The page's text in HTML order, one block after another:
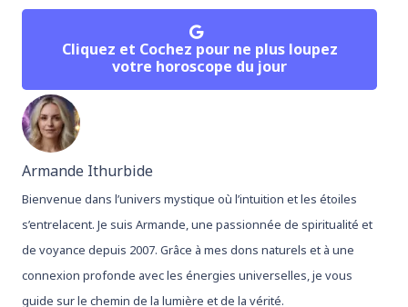
Cliquez et Cochez pour ne plus loupez
votre horoscope du jour
Armande Ithurbide
Bienvenue dans l’univers mystique où l’intuition et les étoiles
s’entrelacent. Je suis Armande, une passionnée de spiritualité et
de voyance depuis 2007. Grâce à mes dons naturels et à une
connexion profonde avec les énergies universelles, je vous
guide sur le chemin de la lumière et de la vérité.